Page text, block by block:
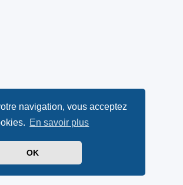
navigation, vous acceptez
En savoir plus
OK